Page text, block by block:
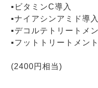
▪ビタミンC導入
▪ナイアシンアミド導入
▪デコルテトリートメ
▪フットトリートメント
(2400円相当)